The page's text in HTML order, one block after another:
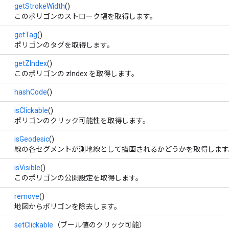
getStrokeWidth()
このポリゴンのストローク幅を取得します。
getTag()
ポリゴンのタグを取得します。
getZIndex()
このポリゴンの zIndex を取得します。
hashCode()
isClickable()
ポリゴンのクリック可能性を取得します。
isGeodesic()
線の各セグメントが測地線として描画されるかどうかを取得しま
isVisible()
このポリゴンの公開設定を取得します。
remove()
地図からポリゴンを除去します。
setClickable （ブール値のクリック可能）